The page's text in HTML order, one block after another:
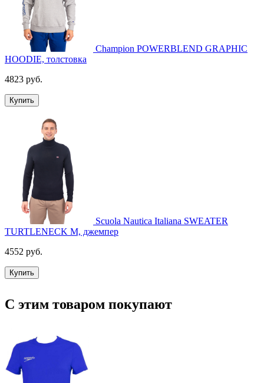
Champion POWERBLEND GRAPHIC
HOODIE, толстовка
4823 руб.
Купить
Scuola Nautica Italiana SWEATER
TURTLENECK M, джемпер
4552 руб.
Купить
С этим товаром покупают